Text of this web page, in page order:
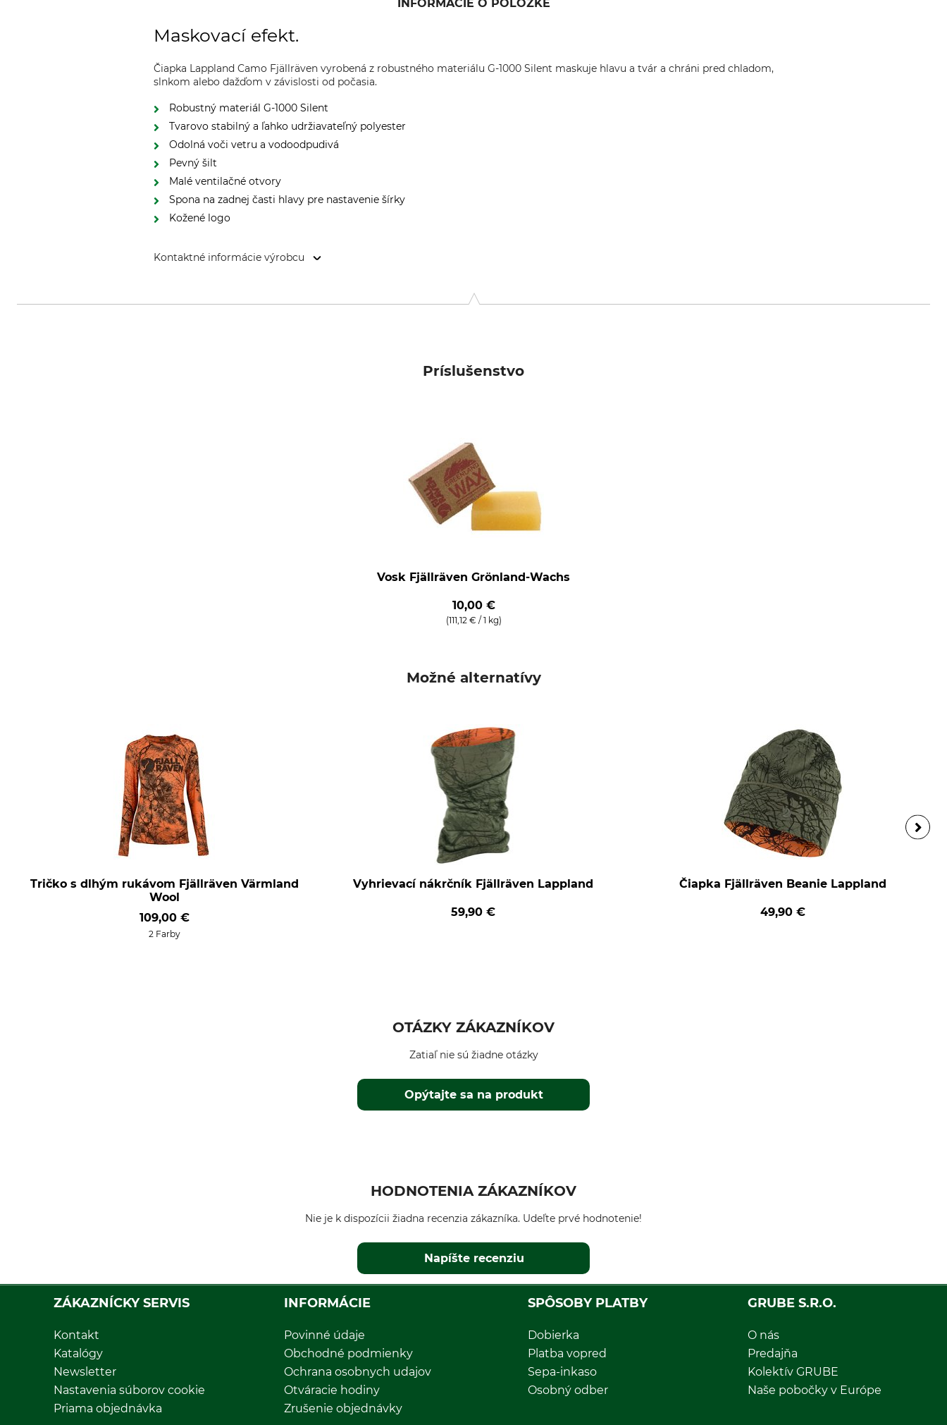
INFORMÁCIE O POLOŽKE
Maskovací efekt.
Čiapka Lappland Camo Fjällräven vyrobená z robustného materiálu G-1000 Silent maskuje hlavu a tvár a chráni pred chladom,
slnkom alebo dažďom v závislosti od počasia.
Robustný materiál G-1000 Silent
Tvarovo stabilný a ľahko udržiavateľný polyester
Odolná voči vetru a vodoodpudivá
Pevný šilt
Malé ventilačné otvory
Spona na zadnej časti hlavy pre nastavenie šírky
Kožené logo
Kontaktné informácie výrobcu
Príslušenstvo
Vosk Fjällräven Grönland-Wachs
10,00 €
(111,12 € / 1 kg)
Možné alternatívy
Tričko s dlhým rukávom Fjällräven Värmland
Wool
109,00 €
2 Farby
Vyhrievací nákrčník Fjällräven Lappland
59,90 €
Čiapka Fjällräven Beanie Lappland
49,90 €
OTÁZKY ZÁKAZNÍKOV
Opýtajte sa na produkt
Zatiaľ nie sú žiadne otázky
HODNOTENIA ZÁKAZNÍKOV
Nie je k dispozícii žiadna recenzia zákazníka. Udeľte prvé hodnotenie!
Napíšte recenziu
ZÁKAZNÍCKY SERVIS
Kontakt
Katalógy
Newsletter
Nastavenia súborov cookie
Priama objednávka
INFORMÁCIE
Povinné údaje
Obchodné podmienky
Ochrana osobnych udajov
Otváracie hodiny
Zrušenie objednávky
SPÔSOBY PLATBY
Dobierka
Platba vopred
Sepa-inkaso
Osobný odber
GRUBE S.R.O.
O nás
Predajňa
Kolektív GRUBE
Naše pobočky v Európe